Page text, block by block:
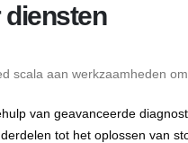
diensten
scala aan werkzaamheden
van geavanceerde
tot het oplossen van